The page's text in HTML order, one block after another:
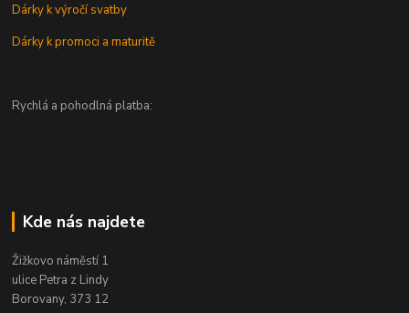
Dárky k výročí svatby
Dárky k promoci a maturitě
Rychlá a pohodlná platba:
Kde nás najdete
Žižkovo náměstí 1
ulice Petra z Lindy
Borovany, 373 12